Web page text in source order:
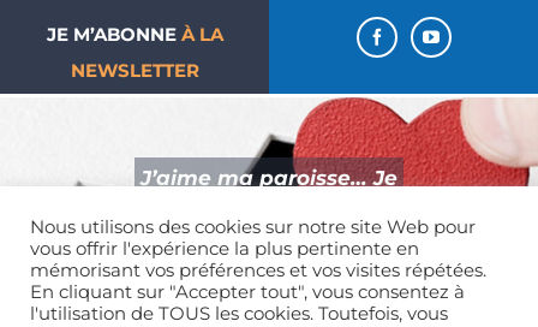
JE M’ABONNE À LA
NEWSLETTER
J’aime ma paroisse… Je
donne !
Nous utilisons des cookies sur notre site Web pour
vous offrir l'expérience la plus pertinente en
mémorisant vos préférences et vos visites répétées.
En cliquant sur "Accepter tout", vous consentez à
l'utilisation de TOUS les cookies. Toutefois, vous